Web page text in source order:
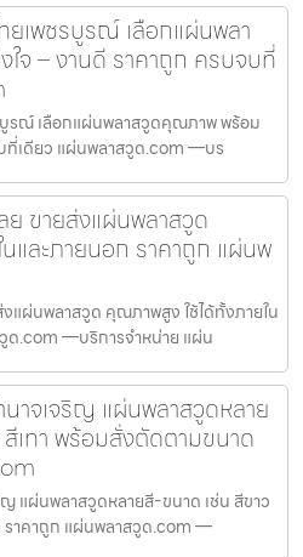
ยเพชรบูรณ์ เลือกแผ่นพลา
จ – งานดี ราคาถูก ครบจบที่
รณ์ เลือกแผ่นพลาสวูดคุณภาพ พร้อม
ที่เดียว แผ่นพลาสวูด.com —บร
ย ขายส่งแผ่นพลาสวูด
และภายนอก ราคาถูก แผ่นพ
แผ่นพลาสวูด คุณภาพสูง ใช้ได้ทั้งภายใน
ด.com —บริการจำหน่าย แผ่น
าจเจริญ แผ่นพลาสวูดหลาย
เทา พร้อมสั่งตัดตามขนาด
แผ่นพลาสวูดหลายสี-ขนาด เช่น สีขาว
ราคาถูก แผ่นพลาสวูด.com —